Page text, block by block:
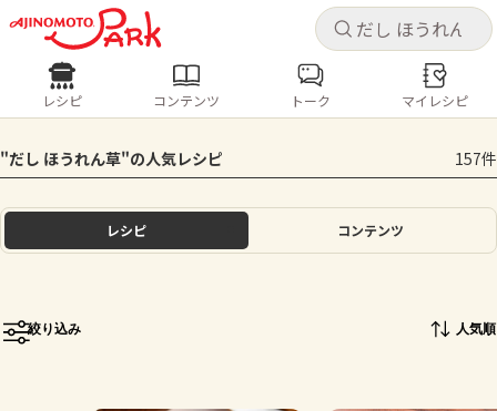
キャ
ログインするとレシピを保存できます
ログイン
ホーム
キャ
レシピ コンテンツ
人気の食材・レシピ
きゅうり なす トマト とうもろこし
ピーマン
レシピ コンテンツ トーク マイレシピ
"だし ほうれん草"の人気レシピ 157件
レシピ コンテンツ
絞り込み 人気順